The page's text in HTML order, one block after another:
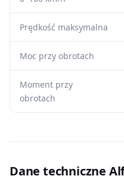
Prędkość maksymalna
Moc przy obrotach
Moment przy
obrotach
Dane techniczne